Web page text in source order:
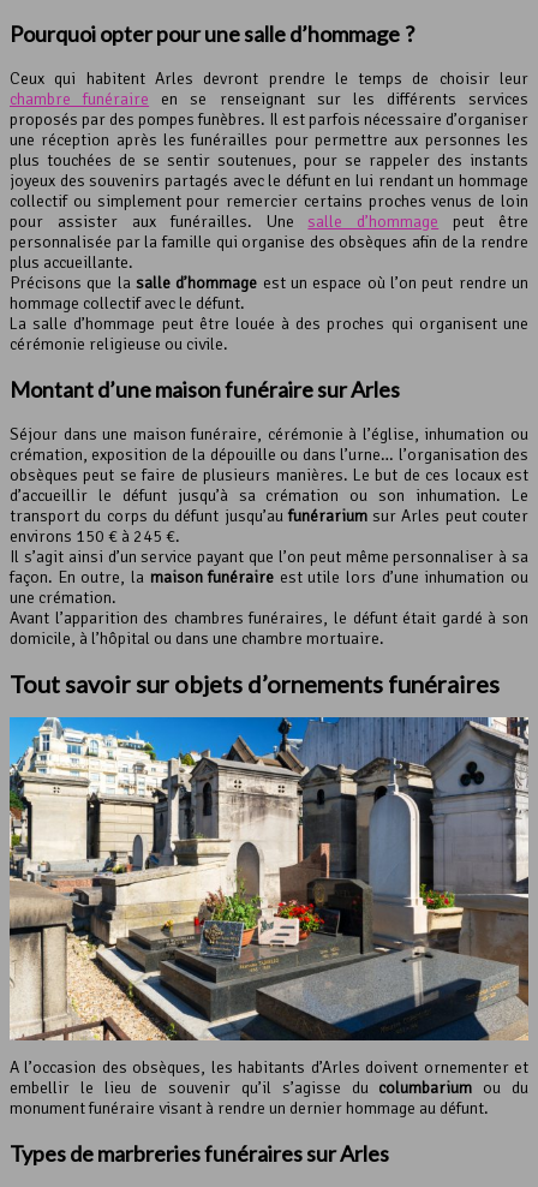
Pourquoi opter pour unesalle d’hommage ?
Ceux qui habitent Arles devront prendre le temps de choisir leur
chambre funéraire en se renseignant sur les différents services
proposés par des pompes funèbres. Il est parfois nécessaire d’organiser
une réception après les funérailles pour permettre aux personnes les
plus touchées de se sentir soutenues, pour se rappeler des instants
joyeux des souvenirs partagés avec le défunt en lui rendant un hommage
collectif ou simplement pour remercier certains proches venus de loin
pour assister aux funérailles. Une salle d’hommage peut être
personnalisée par la famille qui organise des obsèques afin de la rendre
plus accueillante.
Précisons que la salle d’hommage est un espace où l’on peut rendre un
hommage collectif avec le défunt.
La salle d’hommage peut être louée à des proches qui organisent une
cérémonie religieuse ou civile.
Montant d’une maison funéraire sur Arles
Séjour dans une maison funéraire, cérémonie à l’église, inhumation ou
crémation, exposition de la dépouille ou dans l’urne… l’organisation des
obsèques peut se faire de plusieurs manières. Le but de ces locaux est
d’accueillir le défunt jusqu’à sa crémation ou son inhumation. Le
transport du corps du défunt jusqu’aufunérarium sur Arles peut couter
environs 150 € à 245 €.
Il s’agit ainsi d’un service payant que l’on peut même personnaliser à sa
façon. En outre, la maison funéraire est utile lors d’une inhumation ou
une crémation.
Avant l’apparition des chambres funéraires, le défunt était gardé à son
domicile, à l’hôpital ou dans une chambre mortuaire.
Tout savoir sur objets d’ornements funéraires
A l’occasion des obsèques, les habitants d’Arles doivent ornementer et
embellir le lieu de souvenir qu’il s’agisse du columbarium ou du
monument funéraire visant à rendre un dernier hommage au défunt.
Types de marbreries funéraires sur Arles